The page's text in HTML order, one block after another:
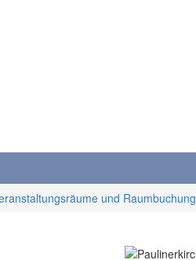
und Raumbuchung